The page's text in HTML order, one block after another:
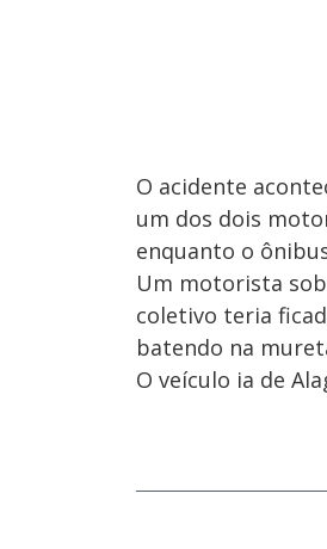
O acidente
um dos dois
enquanto o
Um motorista
coletivo teria
batendo na
O veículo ia de